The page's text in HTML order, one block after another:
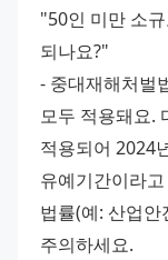
"50인 미만 소
되나요?"
- 중대재해처벌
모두 적용돼요.
적용되어 2024
유예기간이라
법률(예: 산업
주의하세요.